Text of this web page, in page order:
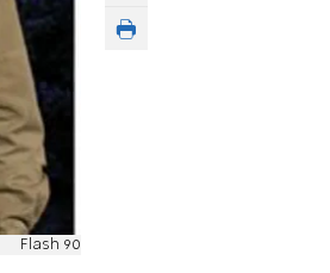
Flash 90